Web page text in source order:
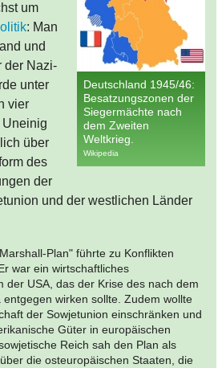
Deutschland 1945/46:
Besatzungszonen der
Siegermächte nach
dem Zweiten
Weltkrieg.
Wikipedia
um
: Man
und
der Nazi-
unter
vier
über
des
der
und der westlichen Länder
Plan" führte zu Konflikten
war ein wirtschaftliches
der USA, das der Krise des nach dem
wirken sollte. Zudem wollte
der Sowjetunion einschränken und
Güter in europäischen
Reich sah den Plan als
die osteuropäischen Staaten, die